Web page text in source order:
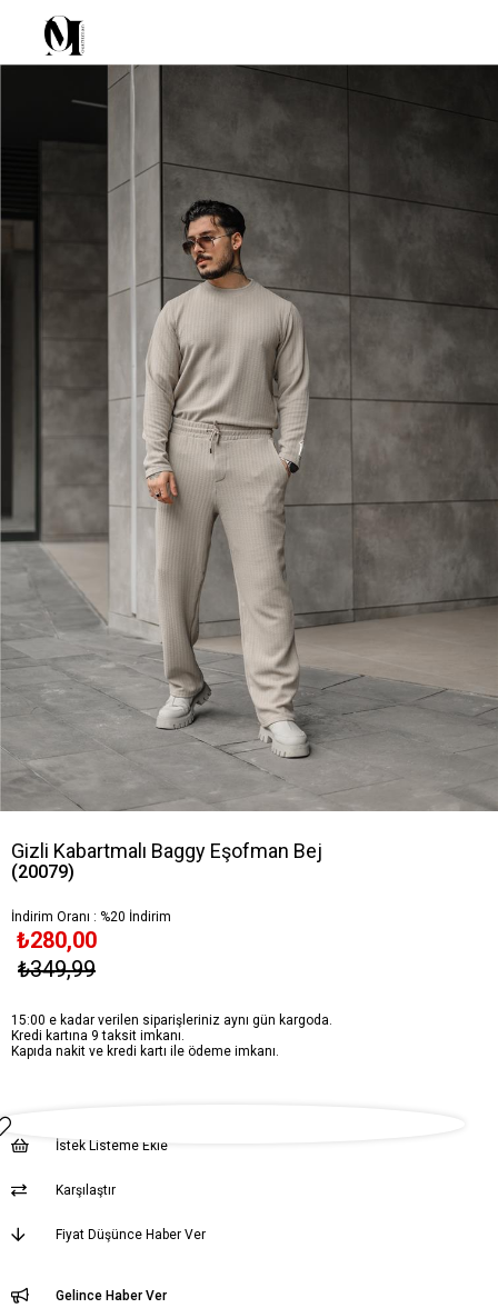
Gizli Kabartmalı Baggy Eşofman Bej
(20079)
İndirim Oranı : %20 İndirim
₺349,99
₺280,00
15:00 e kadar verilen siparişleriniz aynı gün kargoda.
Kredi kartına 9 taksit imkanı.
Kapıda nakit ve kredi kartı ile ödeme imkanı.
İstek Listeme Ekle
Karşılaştır
Fiyat Düşünce Haber Ver
Gelince Haber Ver